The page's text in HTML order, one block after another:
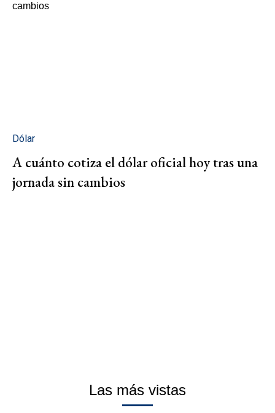
Dólar
A cuánto cotiza el dólar oficial hoy tras una
jornada sin cambios
Las más vistas